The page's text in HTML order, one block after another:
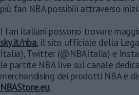
più fan NBA possibili attraverso
I fan italiani possono trovare
sky.it/nba, il sito ufficiale della
Italia), Twitter (@NBAItalia) e
le partite NBA live sul canale
merchandising dei prodotti NBA è
NBAStore.eu.